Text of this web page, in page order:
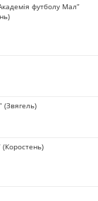
футболу Мал”